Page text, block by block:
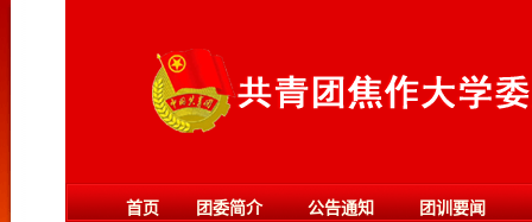
首页 团委简介 公告通知 团训要闻